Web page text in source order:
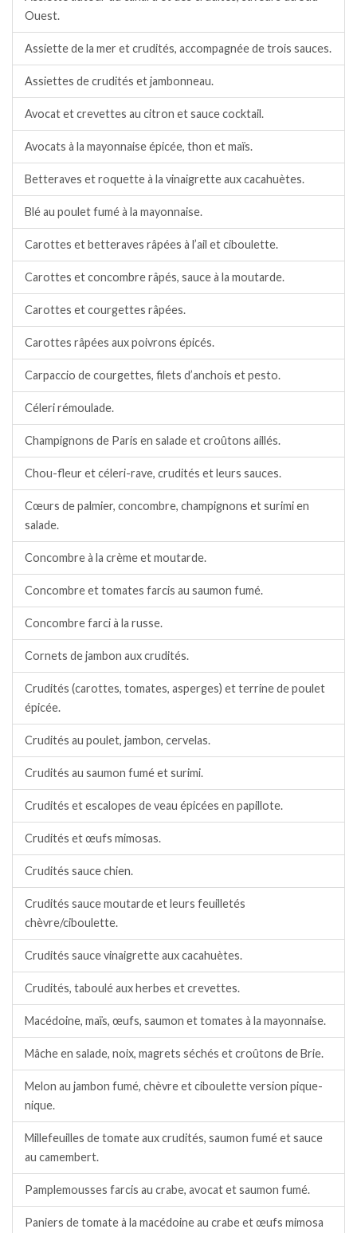
Ouest.
Assiette de la mer et crudités, accompagnée de trois sauces.
Assiettes de crudités et jambonneau.
Avocat et crevettes au citron et sauce cocktail.
Avocats à la mayonnaise épicée, thon et maïs.
Betteraves et roquette à la vinaigrette aux cacahuètes.
Blé au poulet fumé à la mayonnaise.
Carottes et betteraves râpées à l’ail et ciboulette.
Carottes et concombre râpés, sauce à la moutarde.
Carottes et courgettes râpées.
Carottes râpées aux poivrons épicés.
Carpaccio de courgettes, filets d’anchois et pesto.
Céleri rémoulade.
Champignons de Paris en salade et croûtons aillés.
Chou-fleur et céleri-rave, crudités et leurs sauces.
Cœurs de palmier, concombre, champignons et surimi en
salade.
Concombre à la crème et moutarde.
Concombre et tomates farcis au saumon fumé.
Concombre farci à la russe.
Cornets de jambon aux crudités.
Crudités (carottes, tomates, asperges) et terrine de poulet
épicée.
Crudités au poulet, jambon, cervelas.
Crudités au saumon fumé et surimi.
Crudités et escalopes de veau épicées en papillote.
Crudités et œufs mimosas.
Crudités sauce chien.
Crudités sauce moutarde et leurs feuilletés
chèvre/ciboulette.
Crudités sauce vinaigrette aux cacahuètes.
Crudités, taboulé aux herbes et crevettes.
Macédoine, maïs, œufs, saumon et tomates à la mayonnaise.
Mâche en salade, noix, magrets séchés et croûtons de Brie.
Melon au jambon fumé, chèvre et ciboulette version pique-
nique.
Millefeuilles de tomate aux crudités, saumon fumé et sauce
au camembert.
Pamplemousses farcis au crabe, avocat et saumon fumé.
Paniers de tomate à la macédoine au crabe et œufs mimosa